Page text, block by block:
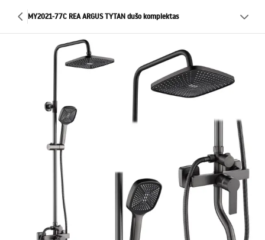
MY2021-77C REA ARGUS TYTAN dušo komplektas